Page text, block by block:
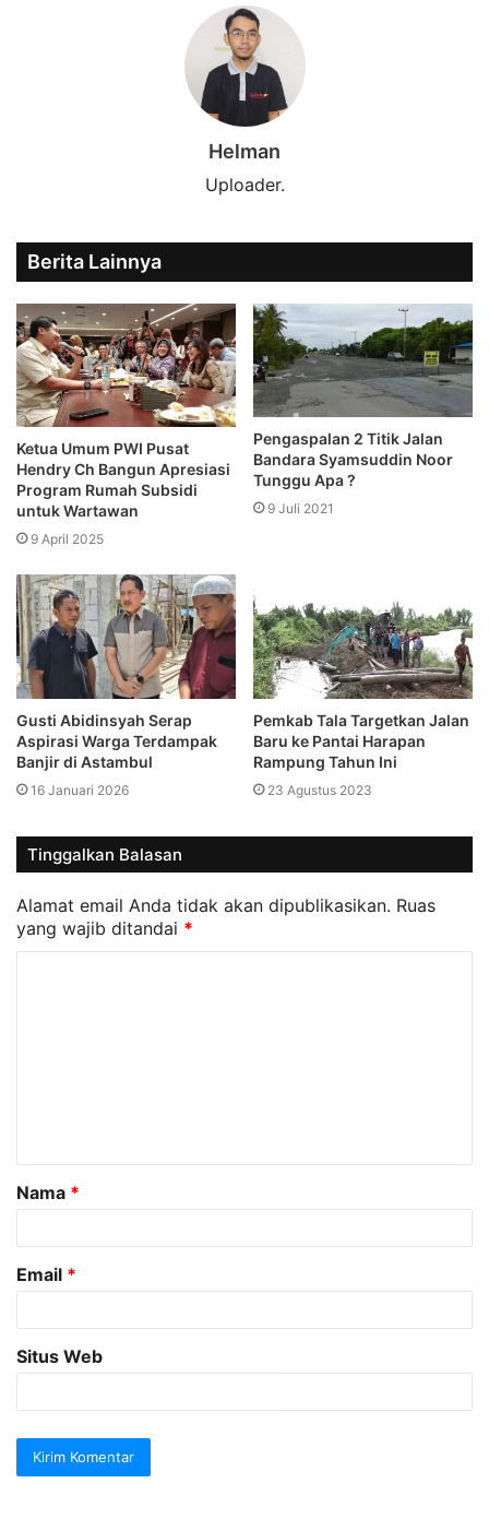
Helman
Uploader.
Berita Lainnya
Ketua Umum PWI Pusat
Hendry Ch Bangun Apresiasi
Program Rumah Subsidi
untuk Wartawan
9 April 2025
Pengaspalan 2 Titik Jalan
Bandara Syamsuddin Noor
Tunggu Apa ?
9 Juli 2021
Gusti Abidinsyah Serap
Aspirasi Warga Terdampak
Banjir di Astambul
16 Januari 2026
Pemkab Tala Targetkan Jalan
Baru ke Pantai Harapan
Rampung Tahun Ini
23 Agustus 2023
Tinggalkan Balasan
Alamat email Anda tidak akan dipublikasikan. Ruas
yang wajib ditandai *
a
r
Nama *
Email *
Situs Web